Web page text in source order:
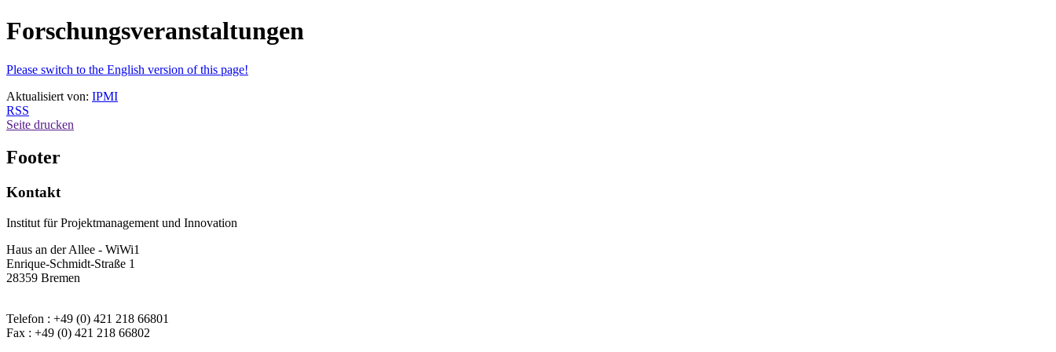
Forschungsveranstaltungen
Please switch to the English version of this page!
Aktualisiert von: IPMI
RSS
Seite drucken
Footer
Kontakt
Institut für Projektmanagement und Innovation
Haus an der Allee - WiWi1
Enrique-Schmidt-Straße 1
28359 Bremen
Telefon : +49 (0) 421 218 66801
Fax : +49 (0) 421 218 66802